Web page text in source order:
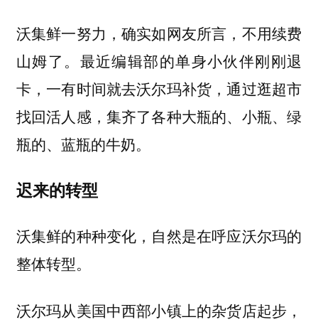
沃集鲜一努力，确实如网友所言，不用续费
山姆了。最近编辑部的单身小伙伴刚刚退
卡，一有时间就去沃尔玛补货，通过逛超市
找回活人感，集齐了各种大瓶的、小瓶、绿
瓶的、蓝瓶的牛奶。
迟来的转型
沃集鲜的种种变化，自然是在呼应沃尔玛的
整体转型。
沃尔玛从美国中西部小镇上的杂货店起步，